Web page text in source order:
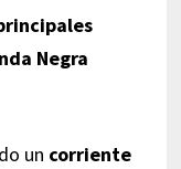
Negra
un corriente